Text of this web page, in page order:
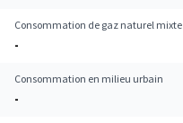
Consommation de gaz naturel mixte
-
Consommation en milieu urbain
-